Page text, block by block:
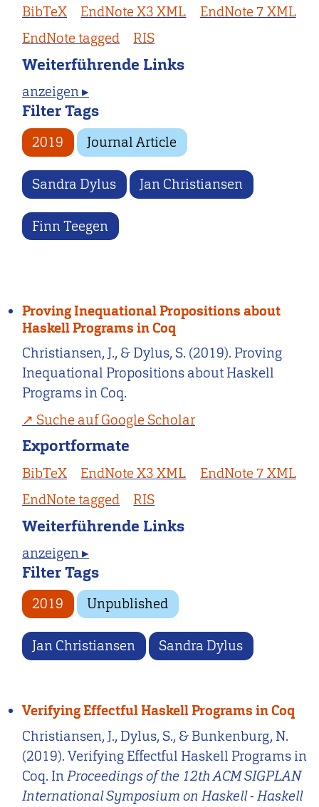
BibTeX EndNote X3 XML
EndNote 7 XML
EndNote tagged
RIS
Weiterführende Links
anzeigen ▸
Filter Tags
2019 Journal Article
Sandra Dylus Jan Christiansen
Finn Teegen
Proving Inequational Propositions about
Haskell Programs in Coq
Christiansen, J., & Dylus, S. (2019). Proving
Inequational Propositions about Haskell
Programs in Coq.
Suche auf Google Scholar
Exportformate
BibTeX EndNote X3 XML
EndNote 7 XML
EndNote tagged
RIS
Weiterführende Links
anzeigen ▸
Filter Tags
2019 Unpublished
Jan Christiansen Sandra Dylus
Verifying Effectful Haskell Programs in Coq
Christiansen, J., Dylus, S., & Bunkenburg, N.
(2019). Verifying Effectful Haskell Programs in
Coq. InProceedings of the 12th ACM SIGPLAN
International Symposium on Haskell - Haskell